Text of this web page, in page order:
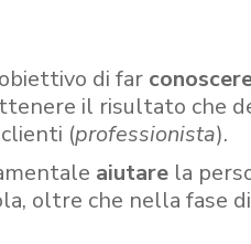
di far
il risultato che
(professionista).
aiutare la
oltre che nella fase